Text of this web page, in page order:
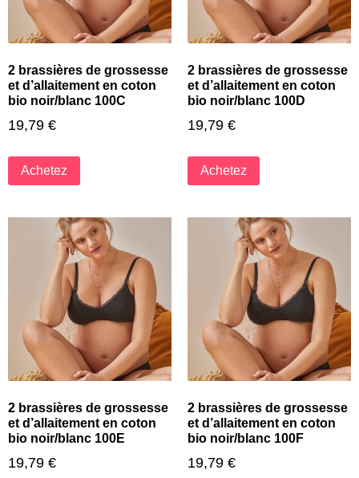
2 brassières de grossesse
et d’allaitement en coton
bio noir/blanc 100C
19,79 €
Achetez
2 brassières de grossesse
et d’allaitement en coton
bio noir/blanc 100D
19,79 €
Achetez
2 brassières de grossesse
et d’allaitement en coton
bio noir/blanc 100E
19,79 €
2 brassières de grossesse
et d’allaitement en coton
bio noir/blanc 100F
19,79 €